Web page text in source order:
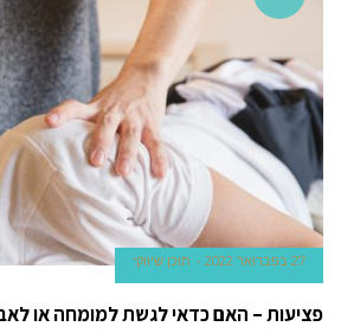
27 בפברואר 2022 תוכן שיווקי
פציעות – האם כדאי לגשת למומחה או